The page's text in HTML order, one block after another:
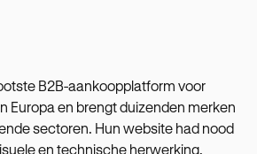
B2B-aankoopplatform voor
Europa en brengt duizenden merken
sectoren. Hun website had nood
en technische herwerking.